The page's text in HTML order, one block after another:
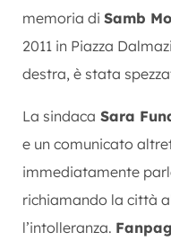
memoria di Samb
2011 in Piazza
destra, è stata
La sindaca Sara
e un comunicato
immediatamente
richiamando la città
l’intolleranza.